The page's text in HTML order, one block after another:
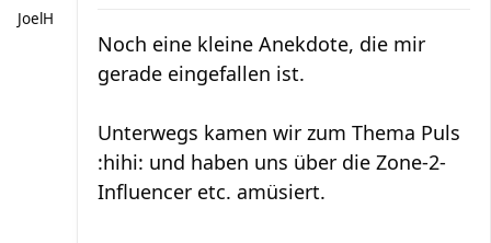
JoelH
Noch eine kleine Anekdote, die mir
gerade eingefallen ist.
Unterwegs kamen wir zum Thema Puls
:hihi: und haben uns über die Zone-2-
Influencer etc. amüsiert.